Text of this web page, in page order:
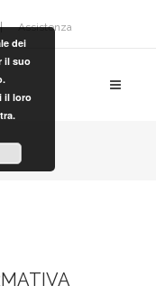
Assistenza
dei
il suo
il loro